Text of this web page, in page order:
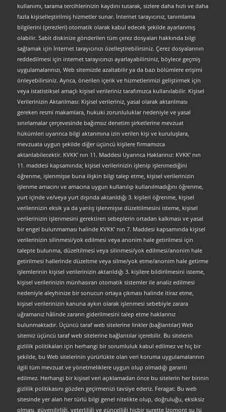
kullanımı, tarama tercihlerinizin kaydını tutarak, sizlere daha hızlı ve daha
fazla kişiselleştirilmiş hizmetler sunar. İnternet tarayıcınız, tanımlama
bilgilerini (çerezleri) otomatik olarak kabul edecek şekilde ayarlanmış
olabilir. Sabit diskinize gönderilen tüm çerez dosyaları hakkında bilgi
sağlamak için İnternet tarayıcınızı özelleştirebilirsiniz. Çerez dosyalarının
reddedilmesi için internet tarayıcınızı ayarlayabilirsiniz, böylece geçmiş
uygulamalarınızı, Web sitemizde azaltabilir ya da bazı bölümlere erişimi
önleyebilirsiniz. Ayrıca, önerilen içerik ve hizmetlerimizi geliştirmek için
veya istatistiksel amaçlı kişisel verileriniz tarafımızca kullanılabilir. Kişisel
Verilerinizin Aktarılması: Kişisel verileriniz, yasal olarak aktarılması
gereken resmi makamlara, hukuki zorunluluklar nedeniyle ve yasal
sınırlamalar çerçevesinde bağımsız denetim şirketlerine mevzuat
hükümleri uyarınca bilgi aktarımına izin verilen kişi ve kuruluşlara,
mevzuata uygun şekilde diğer üçüncü kişilere firmamızca
aktarılabilecektir. KVKK’ nın 11. Maddesi Uyarınca Haklarınız: KVKK’ nın
11. maddesi kapsamında; kişisel verilerinizin işlenip işlenmediğini
öğrenme, işlenmişse buna ilişkin bilgi talep etme, kişisel verilerinizin
işlenme amacını ve amacına uygun kullanılıp kullanılmadığını öğrenme,
yurt içinde ve/veya yurt dışında aktarıldığı 3. kişileri öğrenme, kişisel
verilerinizin eksik ya da yanlış işlenmişse düzeltilmesini isteme, kişisel
verilerinizin işlenmesini gerektiren sebeplerin ortadan kalkması ve yasal
bir engel bulunmaması halinde KVKK’ nın 7. Maddesi kapsamında kişisel
verilerinizin silinmesi/yok edilmesi veya anonim hale getirilmesi için
talepte bulunma, düzeltilmesi veya silinmesi/yok edilmesi/anonim hale
getirilmesi hallerinde düzeltme veya silme/yok etme/anonim hale getirme
işlemlerinin kişisel verilerinizin aktarıldığı 3. kişilere bildirilmesini isteme,
kişisel verilerinizin münhasıran otomatik sistemler ile analiz edilmesi
nedeniyle aleyhinize bir sonucun ortaya çıkması halinde itiraz etme,
kişisel verilerinizin kanuna aykırı olarak işlenmesi sebebiyle zarara
uğramanız hâlinde zararın giderilmesini talep etme haklarınız
bulunmaktadır. Üçüncü taraf web sitelerine linkler (bağlantılar) Web
sitemiz üçüncü taraf web sitelerine bağlantılar içerebilir. Bu sitelerin
gizlilik politikaları için herhangi bir sorumluluk kabul edilmez ve hiç bir
şekilde, bu Web sitelerinin yürürlükte olan veri koruma uygulamalarının
ilgili tüm mevzuat ve yönetmeliklere uygun olup olmadığı garanti
edilmez. Herhangi bir kişisel veri açıklamadan önce bu sitelerin her birinin
gizlilik politikasını gözden geçirmenizi tavsiye ederiz. Feragat: Bu web
sitesinde yer alan her türlü bilgi genel nitelikte olup, doğruluğu, eksiksiz
olması, güvenilirliği, yeterliliği ve güncelliği hiçbir surette İzomont su Isi